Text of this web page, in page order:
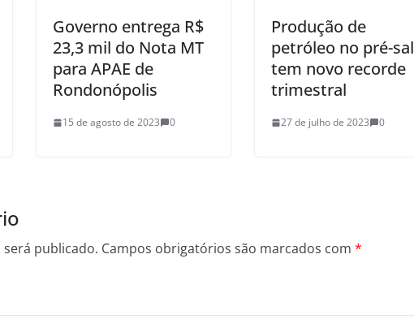
Governo entrega R$
23,3 mil do Nota MT
para APAE de
Rondonópolis
15 de agosto de 2023 0
Produção de
petróleo no pré-sal
tem novo recorde
trimestral
27 de julho de 2023 0
será publicado. Campos obrigatórios são marcados com *